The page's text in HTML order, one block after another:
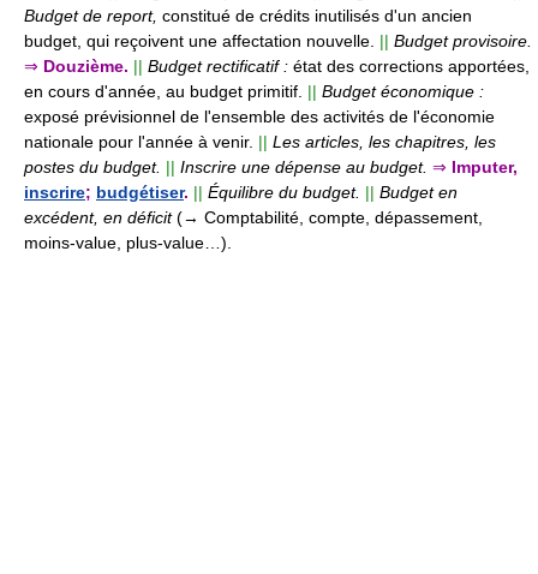
Budget de report, constitué de crédits inutilisés d'un ancien
budget, qui reçoivent une affectation nouvelle. || Budget provisoire.
⇒ Douzième. || Budget rectificatif : état des corrections apportées,
en cours d'année, au budget primitif. || Budget économique :
exposé prévisionnel de l'ensemble des activités de l'économie
nationale pour l'année à venir. || Les articles, les chapitres, les
postes du budget. || Inscrire une dépense au budget. ⇒ Imputer,
inscrire; budgétiser. || Équilibre du budget. || Budget en
excédent, en déficit(→ Comptabilité, compte, dépassement,
moins-value, plus-value…).